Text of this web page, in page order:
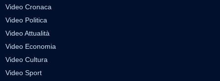
Video Cronaca
Video Politica
Video Attualità
Video Economia
Video Cultura
Video Sport